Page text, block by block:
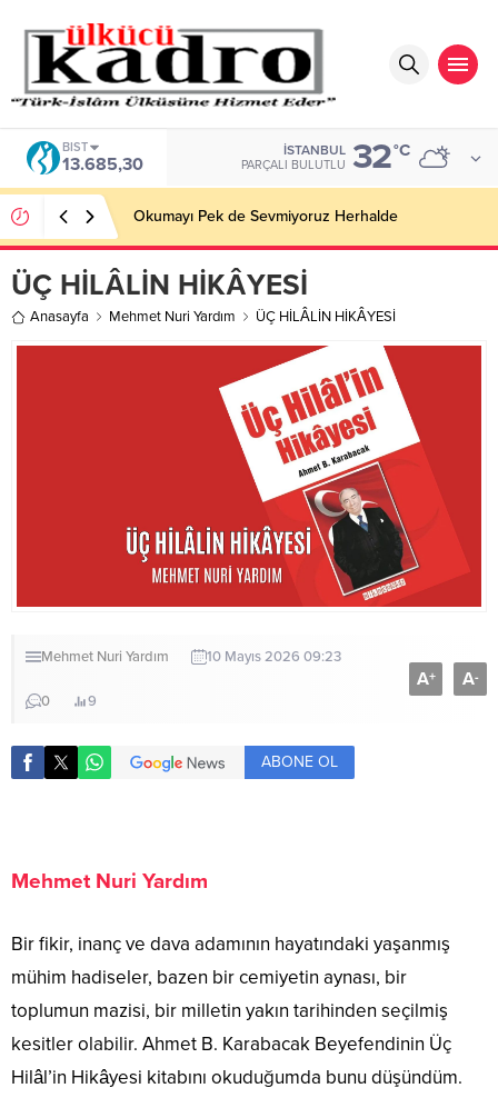
BIST
13.685,30
İSTANBUL
PARÇALI BULUTLU 32°C
Okumayı Pek de Sevmiyoruz Herhalde
ÜÇ HİLÂLİN HİKÂYESİ
Anasayfa Mehmet Nuri Yardım ÜÇ HİLÂLİN HİKÂYESİ
Mehmet Nuri Yardım 10 Mayıs 2026 09:23
0 9
A+ A-
ABONE OL
Mehmet Nuri Yardım
Bir fikir, inanç ve dava adamının hayatındaki yaşanmış
mühim hadiseler, bazen bir cemiyetin aynası, bir
toplumun mazisi, bir milletin yakın tarihinden seçilmiş
kesitler olabilir. Ahmet B. Karabacak Beyefendinin Üç
Hilâl’in Hikâyesi kitabını okuduğumda bunu düşündüm.